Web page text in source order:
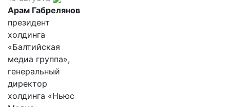
Арам Габрелянов
президент
холдинга
«Балтийская
медиа группа»,
генеральный
директор
холдинга «Ньюс